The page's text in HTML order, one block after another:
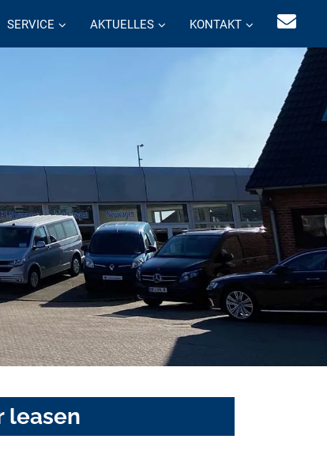
SERVICE AKTUELLES KONTAKT
leasen